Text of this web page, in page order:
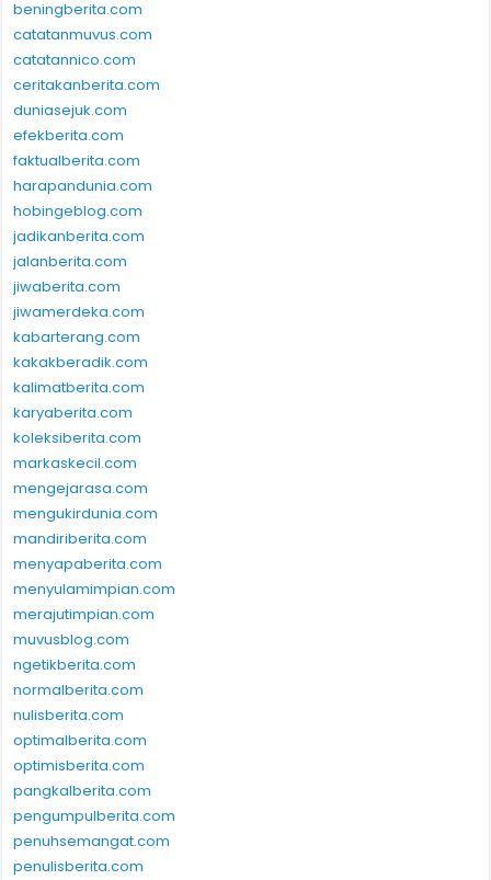
beningberita.com
catatanmuvus.com
catatannico.com
ceritakanberita.com
duniasejuk.com
efekberita.com
faktualberita.com
harapandunia.com
hobingeblog.com
jadikanberita.com
jalanberita.com
jiwaberita.com
jiwamerdeka.com
kabarterang.com
kakakberadik.com
kalimatberita.com
karyaberita.com
koleksiberita.com
markaskecil.com
mengejarasa.com
mengukirdunia.com
mandiriberita.com
menyapaberita.com
menyulamimpian.com
merajutimpian.com
muvusblog.com
ngetikberita.com
normalberita.com
nulisberita.com
optimalberita.com
optimisberita.com
pangkalberita.com
pengumpulberita.com
penuhsemangat.com
penulisberita.com